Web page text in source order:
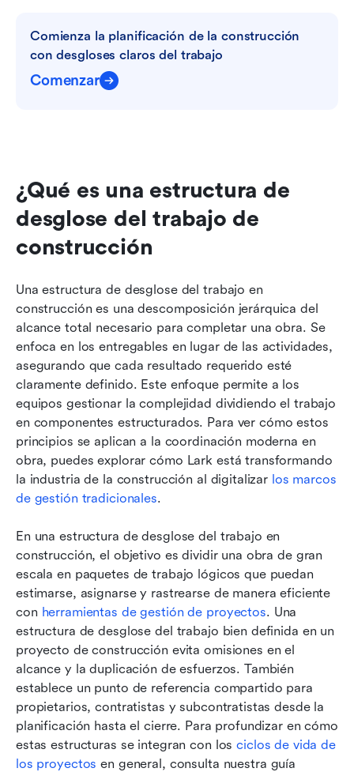
Comienza la planificación de la construcción
con desgloses claros del trabajo
Comenzar
¿Qué es una estructura de
desglose del trabajo de
construcción
Una estructura de desglose del trabajo en
construcción es una descomposición jerárquica del
alcance total necesario para completar una obra. Se
enfoca en los entregables en lugar de las actividades,
asegurando que cada resultado requerido esté
claramente definido. Este enfoque permite a los
equipos gestionar la complejidad dividiendo el trabajo
en componentes estructurados. Para ver cómo estos
principios se aplican a la coordinación moderna en
obra, puedes explorar cómo Lark está transformando
la industria de la construcción al digitalizar los marcos
de gestión tradicionales.
En una estructura de desglose del trabajo en
construcción, el objetivo es dividir una obra de gran
escala en paquetes de trabajo lógicos que puedan
estimarse, asignarse y rastrearse de manera eficiente
con herramientas de gestión de proyectos. Una
estructura de desglose del trabajo bien definida en un
proyecto de construcción evita omisiones en el
alcance y la duplicación de esfuerzos. También
establece un punto de referencia compartido para
propietarios, contratistas y subcontratistas desde la
planificación hasta el cierre. Para profundizar en cómo
estas estructuras se integran con los ciclos de vida de
los proyectos en general, consulta nuestra guía